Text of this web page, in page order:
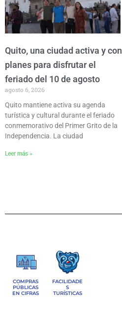
Quito, una ciudad activa y con
planes para disfrutar el
feriado del 10 de agosto
agosto 6, 2026
Quito mantiene activa su agenda
turística y cultural durante el feriado
conmemorativo del Primer Grito de la
Independencia. La ciudad
Leer más »
COMPRAS
PÚBLICAS
EN CIFRAS
FACILIDADE
S
TURÍSTICAS